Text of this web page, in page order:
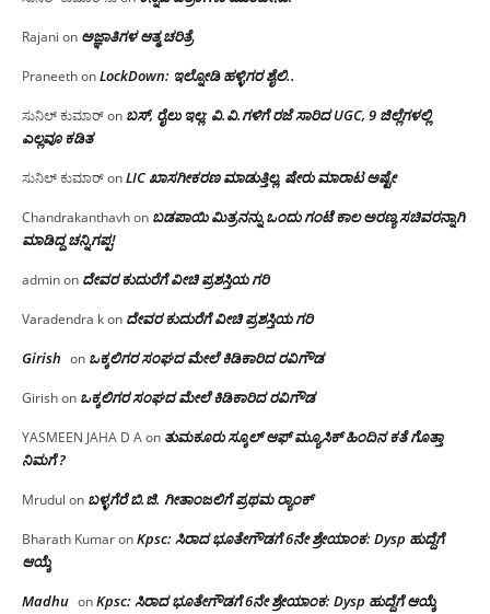
Rajani on ಅಜ್ಞಾತಿಗಳ ಆತ್ಮ ಚರಿತ್ರೆ
PraneethonLockDown: ಇಲ್ನೋಡಿ ಹಳ್ಳಿಗರ ಶೈಲಿ..
ಸುನಿಲ್ ಕುಮಾರ್on ಬಸ್, ರೈಲು ಇಲ್ಲ; ವಿ.ವಿ.ಗಳಿಗೆ ರಜೆ ಸಾರಿದ UGC, 9 ಜಿಲ್ಲೆಗಳಲ್ಲಿ
ಎಲ್ಲವೂ ಕಡಿತ
ಸುನಿಲ್ ಕುಮಾರ್onLIC ಖಾಸಗೀಕರಣ ಮಾಡುತ್ತಿಲ್ಲ, ಷೇರು ಮಾರಾಟ ಅಷ್ಟೇ
Chandrakanthavhon ಬಡಪಾಯಿ ಮಿತ್ರನನ್ನು ಒಂದು ಗಂಟೆ ಕಾಲ ಅರಣ್ಯ ಸಚಿವರನ್ನಾಗಿ
ಮಾಡಿದ್ದ ಚನ್ನಿಗಪ್ಪ!
adminon ದೇವರ ಕುದುರೆಗೆ ವೀಚಿ ಪ್ರಶಸ್ತಿಯ ಗರಿ
Varadendra kon ದೇವರ ಕುದುರೆಗೆ ವೀಚಿ ಪ್ರಶಸ್ತಿಯ ಗರಿ
Girish on ಒಕ್ಕಲಿಗರ ಸಂಘದ ಮೇಲೆ ಕಿಡಿಕಾರಿದ ರವಿಗೌಡ
Girishon ಒಕ್ಕಲಿಗರ ಸಂಘದ ಮೇಲೆ ಕಿಡಿಕಾರಿದ ರವಿಗೌಡ
YASMEEN JAHA D Aon ತುಮಕೂರು ಸ್ಕೂಲ್ ಆಫ್ ಮ್ಯೂಸಿಕ್ ಹಿಂದಿನ ಕತೆ ಗೊತ್ತಾ
ನಿಮಗೆ ?
Mrudul on ಬಳ್ಳಗೆರೆ ಬಿ.ಜಿ. ಗೀತಾಂಜಲಿಗೆ ಪ್ರಥಮ ರ‌್ಯಾಂಕ್
Bharath KumaronKpsc: ಸಿರಾದ ಭೂತೇಗೌಡಗೆ 6ನೇ ಶ್ರೇಯಾಂಕ: Dysp ಹುದ್ದೆಗೆ
ಆಯ್ಕೆ
Madhu onKpsc: ಸಿರಾದ ಭೂತೇಗೌಡಗೆ 6ನೇ ಶ್ರೇಯಾಂಕ: Dysp ಹುದ್ದೆಗೆ ಆಯ್ಕೆ